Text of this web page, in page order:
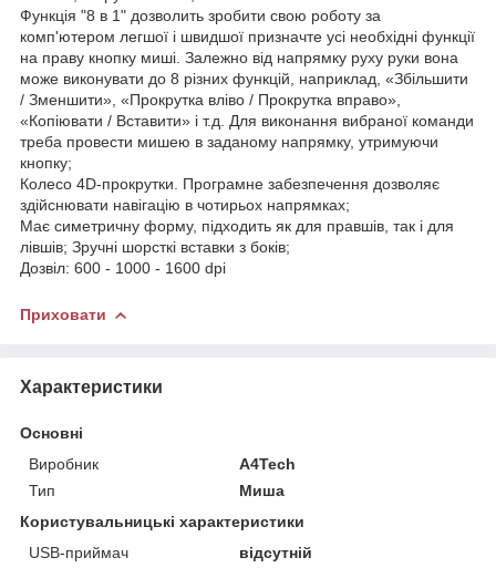
Функція "8 в 1" дозволить зробити свою роботу за
комп'ютером легшої і швидшої призначте усі необхідні функції
на праву кнопку миші. Залежно від напрямку руху руки вона
може виконувати до 8 різних функцій, наприклад, «Збільшити
/ Зменшити», «Прокрутка вліво / Прокрутка вправо»,
«Копіювати / Вставити» і т.д. Для виконання вибраної команди
треба провести мишею в заданому напрямку, утримуючи
кнопку;
Колесо 4D-прокрутки. Програмне забезпечення дозволяє
здійснювати навігацію в чотирьох напрямках;
Має симетричну форму, підходить як для правшів, так і для
лівшів; Зручні шорсткі вставки з боків;
Дозвіл: 600 - 1000 - 1600 dpi
Приховати
Характеристики
Основні
Виробник
A4Tech
Тип
Миша
Користувальницькі характеристики
USB-приймач
відсутній